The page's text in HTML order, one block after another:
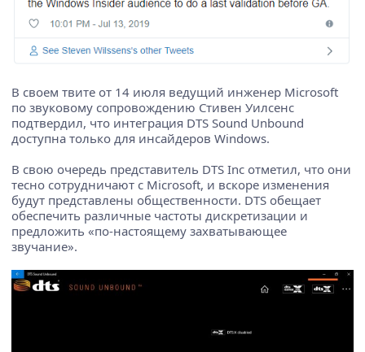
В своем твите от 14 июля ведущий инженер Microsoft
по звуковому сопровождению Стивен Уилсенс
подтвердил, что интеграция DTS Sound Unbound
доступна только для инсайдеров Windows.
В свою очередь представитель DTS Inc отметил, что они
тесно сотрудничают с Microsoft, и вскоре изменения
будут представлены общественности. DTS обещает
обеспечить различные частоты дискретизации и
предложить «по-настоящему захватывающее
звучание».